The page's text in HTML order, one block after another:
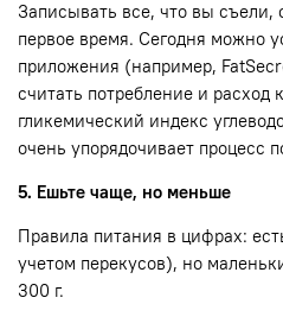
Записывать все, что вы съели,
первое время. Сегодня можно
приложения (например,
считать потребление и расход
гликемический индекс
очень упорядочивает процесс
5. Ешьте чаще, но меньше
Правила питания в цифрах:
учетом перекусов), но
300 г.